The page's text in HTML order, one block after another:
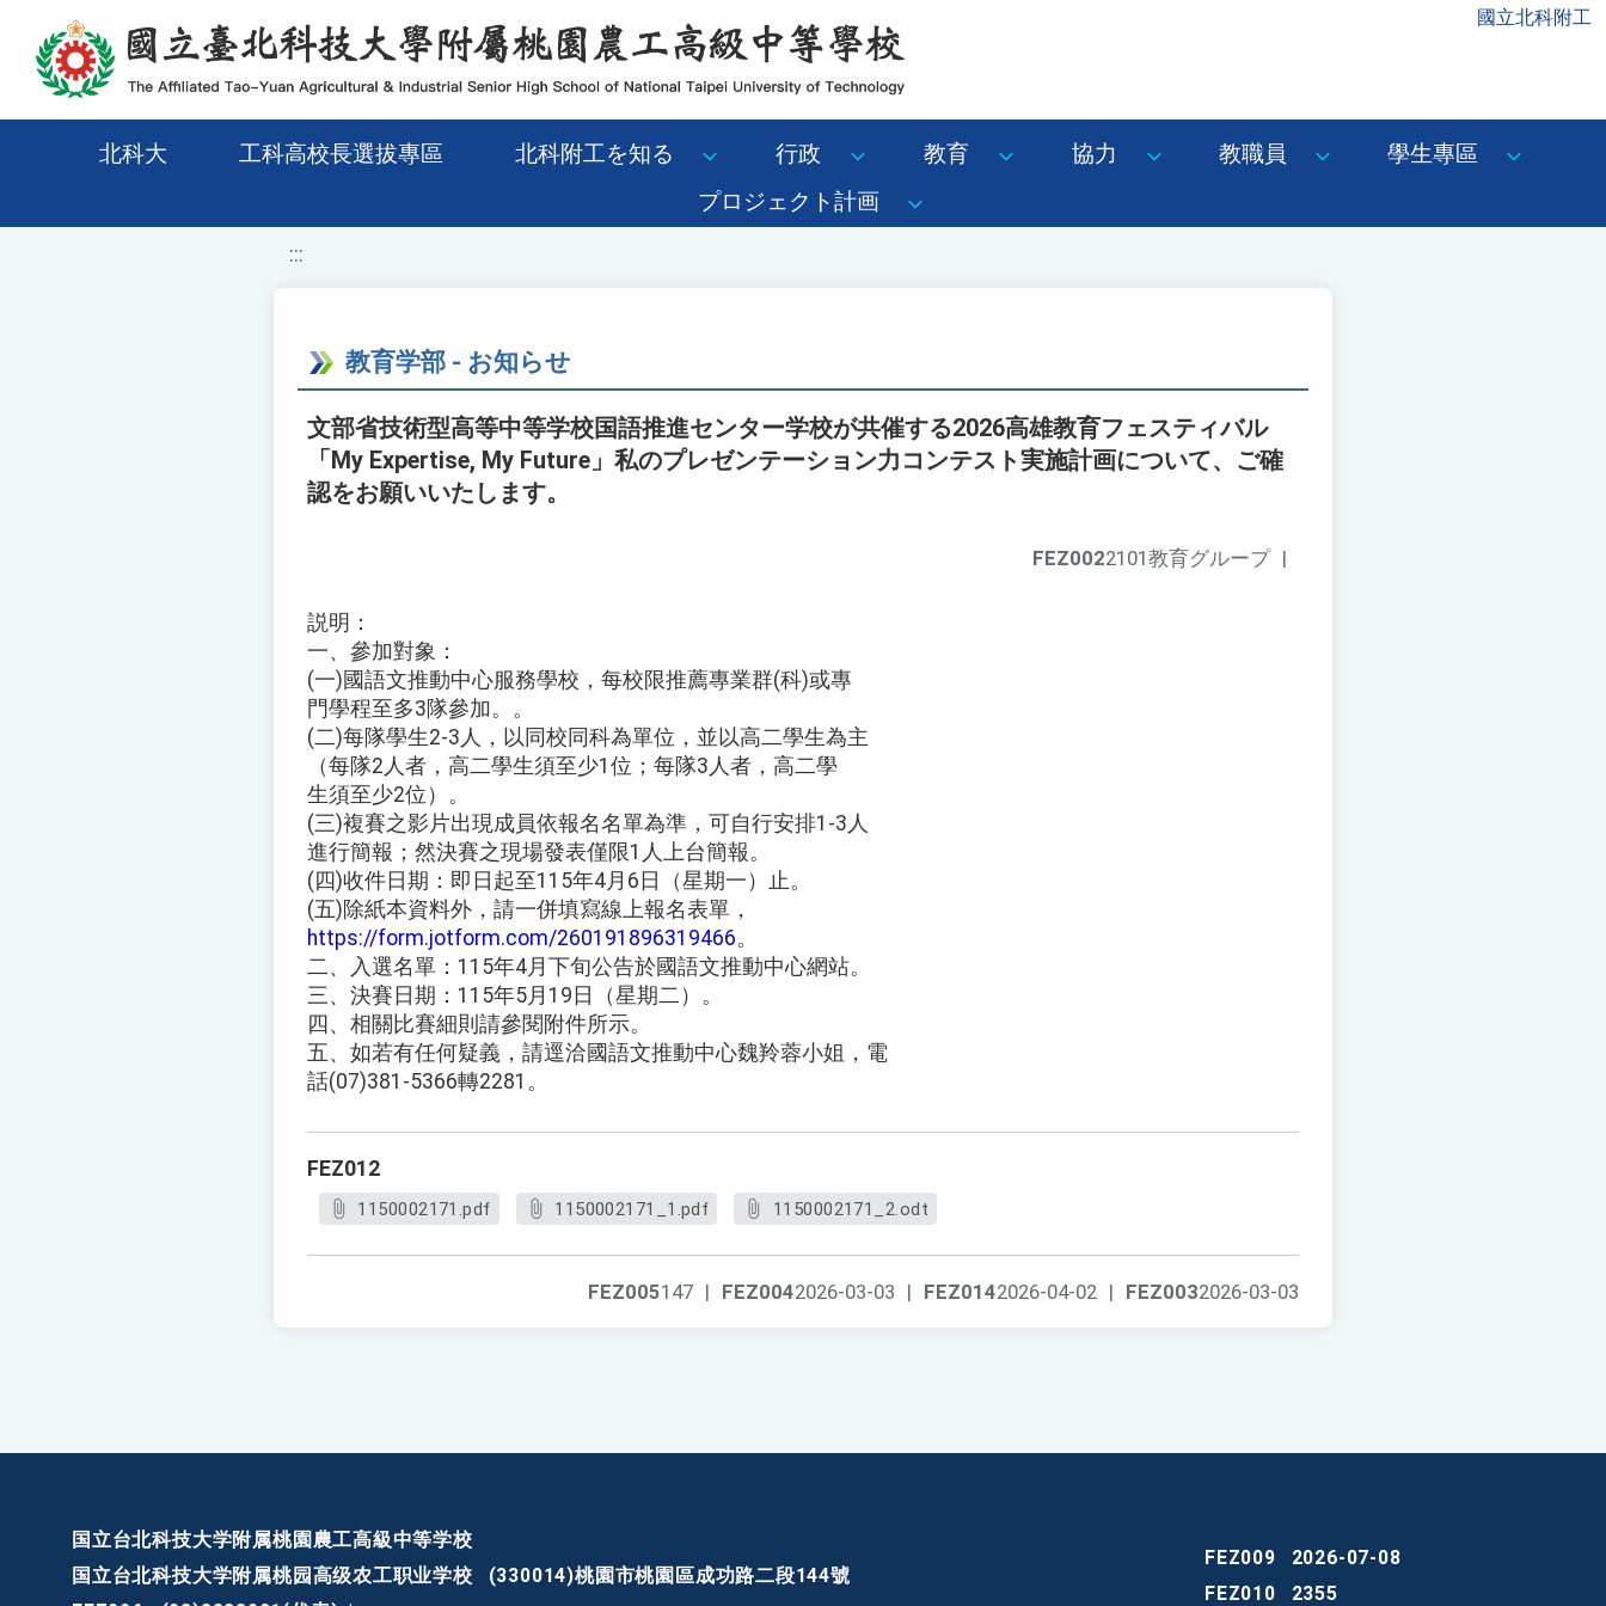
移至網頁之主要內容區位置 國立北科附工
北科大 工科高校長選拔專區 北科附工を知る 行政 教育 協力 教職員
學生專區
プロジェクト計画
:::
教育学部 - お知らせ
文部省技術型高等中等学校国語推進センター学校が共催する2026高雄教育フェスティバル
「My Expertise, My Future」私のプレゼンテーション力コンテスト実施計画について、ご確
認をお願いいたします。
FEZ0022101教育グループ |
説明：
一、參加對象：
(一)國語文推動中心服務學校，每校限推薦專業群(科)或專
門學程至多3隊參加。。
(二)每隊學生2-3人，以同校同科為單位，並以高二學生為主
（每隊2人者，高二學生須至少1位；每隊3人者，高二學
生須至少2位）。
(三)複賽之影片出現成員依報名名單為準，可自行安排1-3人
進行簡報；然決賽之現場發表僅限1人上台簡報。
(四)收件日期：即日起至115年4月6日（星期一）止。
(五)除紙本資料外，請一併填寫線上報名表單，
https://form.jotform.com/260191896319466。
二、入選名單：115年4月下旬公告於國語文推動中心網站。
三、決賽日期：115年5月19日（星期二）。
四、相關比賽細則請參閱附件所示。
五、如若有任何疑義，請逕洽國語文推動中心魏羚蓉小姐，電
話(07)381-5366轉2281。
FEZ012
1150002171.pdf 1150002171_1.pdf 1150002171_2.odt
FEZ0032026-03-03
FEZ0142026-04-02 |
FEZ0042026-03-03 |
FEZ005147 |
国立台北科技大学附属桃園農工高級中等学校
国立台北科技大学附属桃园高级农工职业学校
(330014)桃園市桃園區成功路二段144號
FEZ009
2026-07-08
FEZ010
2355